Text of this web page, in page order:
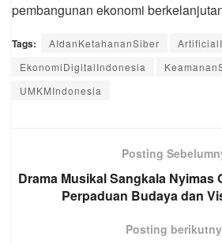
pembangunan ekonomi
Tags: AIdanKetahananSiber
EkonomiDigitalIndonesia
UMKMIndonesia
Posting
Drama Musikal Sangkala Nyimas
Perpaduan Budaya dan
Posting